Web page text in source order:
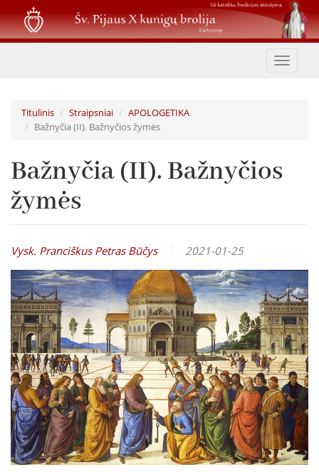
Pereiti
į
pagrindinį
Toggle
Titulinis Straipsniai
APOLOGETIKA
Bažnyčia (II). Bažnyčios žymės
Bažnyčia (II). Bažnyčios
žymės
Vysk. Pranciškus Petras Būčys 2021-01-25